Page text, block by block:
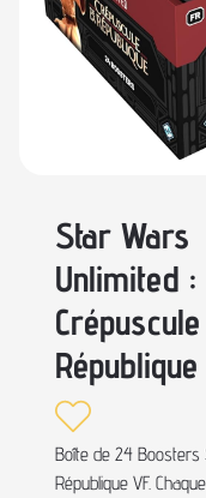
Star Wars
Unlimited :
République
Boîte de 24 Boosters
République VF.